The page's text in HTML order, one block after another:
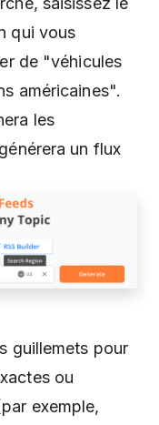
qui vous
de "véhicules
américaines".
les
un flux
guillemets pour
ou
exemple,